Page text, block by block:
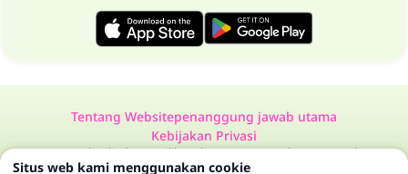
Tentang Websitepenanggung jawab utama
Kebijakan Privasi
Semua Hak Dilindungi Milik Website Tanya Jawab Tentang Islam
1997-2025 ©
Situs web kami menggunakan cookie